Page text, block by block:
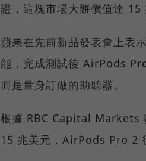
證，這塊市場大餅價值達 15
蘋果在先前新品發表會上表
能，完成測試後 AirPods
而是量身訂做的助聽器。
根據 RBC Capital Markets
15 兆美元，AirPods Pro 2